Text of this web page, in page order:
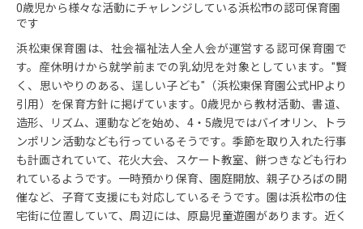
0歳児から様々な活動にチャレンジしている浜松市の認可保育園
です
浜松東保育園は、社会福祉法人全人会が運営する認可保育園で
す。産休明けから就学前までの乳幼児を対象としています。"賢
く、思いやりのある、逞しい子ども"（浜松東保育園公式HPより
引用）を保育方針に掲げています。0歳児から教材活動、書道、
造形、リズム、運動などを始め、4・5歳児ではバイオリン、トラ
ンポリン活動なども行っているそうです。季節を取り入れた行事
も計画されていて、花火大会、スケート教室、餅つきなども行わ
れているようです。一時預かり保育、園庭開放、親子ひろばの開
催など、子育て支援にも対応しているそうです。園は浜松市の住
宅街に位置していて、周辺には、原島児童遊園があります。近く